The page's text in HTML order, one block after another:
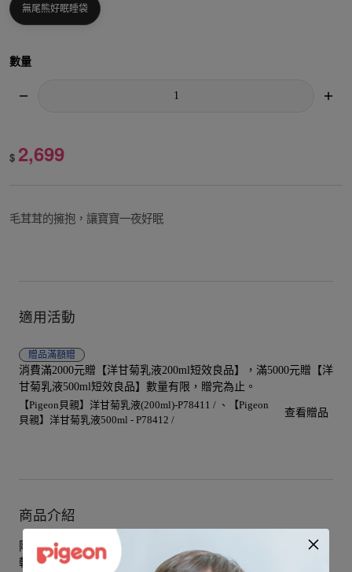
無尾熊好眠睡袋
數量
$ 2,699
毛茸茸的擁抱，讓寶寶一夜好眠
適用活動
贈品滿額贈
消費滿2000元贈【洋甘菊乳液200ml短效良品】，滿5000元贈【洋
甘菊乳液500ml短效良品】數量有限，贈完為止。
【Pigeon貝親】洋甘菊乳液(200ml)-P78411 /
【Pigeon
貝親】洋甘菊乳液500ml - P78412 /
查看贈品
商品介紹
剛登陸地球的無尾熊寶寶
軟綿綿地窩在爸比媽咪懷裡